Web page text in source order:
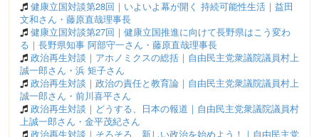
健康立国対談第28回｜いよいよ幕が開く 持続可能性生活｜益田
文和さん・藤原直哉理事長
健康立国対談第27回｜健康立国推進に向けて長野県はこう変わ
る｜長野県知事 阿部守一さん・藤原直哉理事長
政治再生対談｜アホノミクスの総括｜自由民主党衆議院議員村上
誠一郎さん・浜 矩子さん
政治再生対談｜政治の責任と教育論｜自由民主党衆議院議員村上
誠一郎さん・前川喜平さん
政治再生対談｜どうする、日本の報道｜自由民主党衆議院議員村
上誠一郎さん・金平茂紀さん
政治再生対談｜そろそろ、新しい政治を始めよう！｜自由民主党